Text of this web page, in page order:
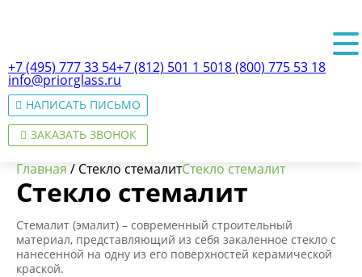
+7 (495) 777 33 54+7 (812) 501 1 5018 (800) 775 53 18
info@priorglass.ru
НАПИСАТЬ ПИСЬМО
ЗАКАЗАТЬ ЗВОНОК
О нас
Главная / Стекло стемалитСтекло стемалит
Стекло стемалит
Стемалит (эмалит) – современный строительный
материал, представляющий из себя закаленное стекло с
нанесенной на одну из его поверхностей керамической
краской.